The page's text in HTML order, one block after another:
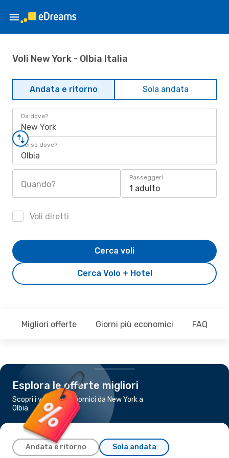
Voli New York - Olbia Italia
Andata e ritorno Sola andata
Da dove?
New York
Verso dove?
Olbia
Quando?
Passeggeri
1 adulto
Voli diretti
Cerca Volo + Hotel
Cerca voli
Migliori offerte Giorni più economici FAQ
Esplora le offerte migliori
Scopri i voli più economici da New York a
Olbia
Andata e ritorno Sola andata